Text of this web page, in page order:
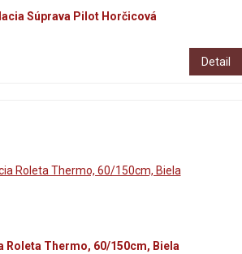
Súprava Pilot Horčicová
Detail
Roleta Thermo, 60/150cm, Biela